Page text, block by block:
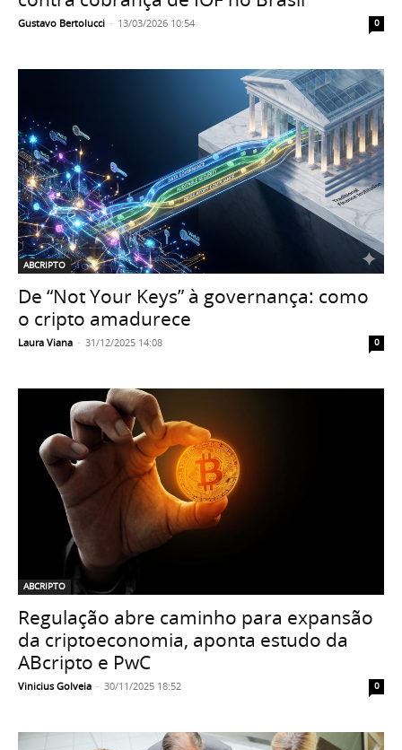
Gustavo Bertolucci - 13/03/2026 10:54 0
ABCRIPTO
De “Not Your Keys” à governança: como
o cripto amadurece
Laura Viana - 31/12/2025 14:08 0
ABCRIPTO
Regulação abre caminho para expansão
da criptoeconomia, aponta estudo da
ABcripto e PwC
Vinicius Golveia - 30/11/2025 18:52 0